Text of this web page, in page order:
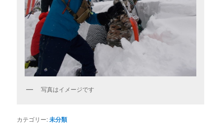
写真はイメージです
カテゴリー:未分類